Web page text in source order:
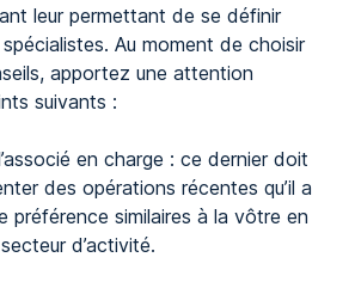
leur permettant de se définir
Au moment de choisir
apportez une attention
suivants :
en charge : ce dernier doit
des opérations récentes qu’il a
préférence similaires à la vôtre en
d’activité.